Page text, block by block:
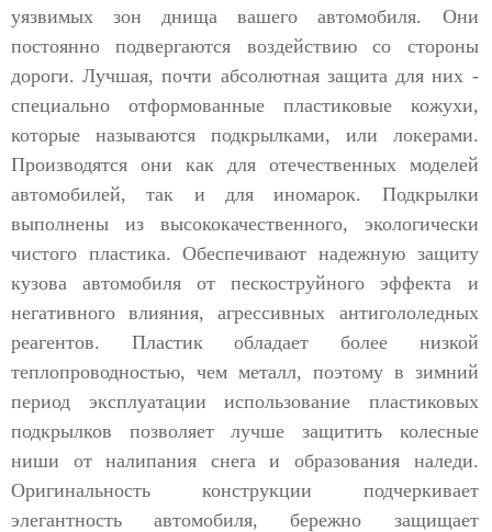
уязвимых зон днища вашего автомобиля. Они
постоянно подвергаются воздействию со стороны
дороги. Лучшая, почти абсолютная защита для них -
специально отформованные пластиковые кожухи,
которые называются подкрылками, или локерами.
Производятся они как для отечественных моделей
автомобилей, так и для иномарок. Подкрылки
выполнены из высококачественного, экологически
чистого пластика. Обеспечивают надежную защиту
кузова автомобиля от пескоструйного эффекта и
негативного влияния, агрессивных антигололедных
реагентов. Пластик обладает более низкой
теплопроводностью, чем металл, поэтому в зимний
период эксплуатации использование пластиковых
подкрылков позволяет лучше защитить колесные
ниши от налипания снега и образования наледи.
Оригинальность конструкции подчеркивает
элегантность автомобиля, бережно защищает